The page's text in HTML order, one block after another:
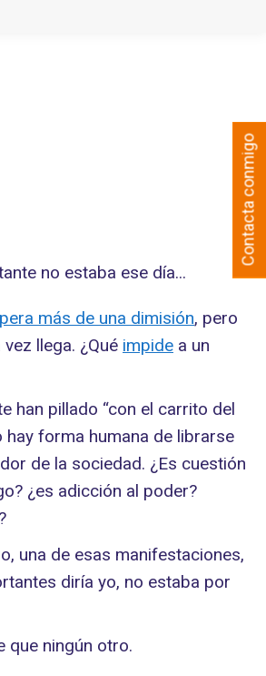
más de una dimisión, pero
llega. ¿Qué impide a un
han pillado “con el carrito del
hay forma humana de librarse
de la sociedad. ¿Es cuestión
¿es adicción al poder?
una de esas manifestaciones,
diría yo, no estaba por
que ningún otro.
Contacta conmigo